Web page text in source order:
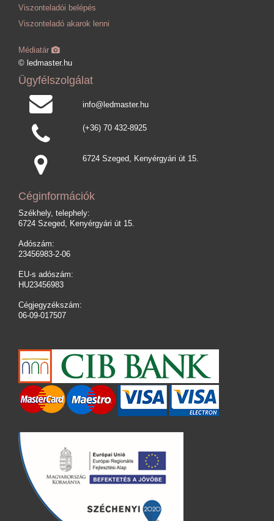
Viszonteladói belépés
Viszonteladó akarok lenni
Médiatár
© ledmaster.hu
Ügyfélszolgálat
info@ledmaster.hu
(+36) 70 432-8925
6724 Szeged, Kenyérgyári út 15.
Céginformációk
Székhely, telephely:
6724 Szeged, Kenyérgyári út 15.
Adószám:
23456983-2-06
EU-s adószám:
HU23456983
Cégjegyzékszám:
06-09-017507